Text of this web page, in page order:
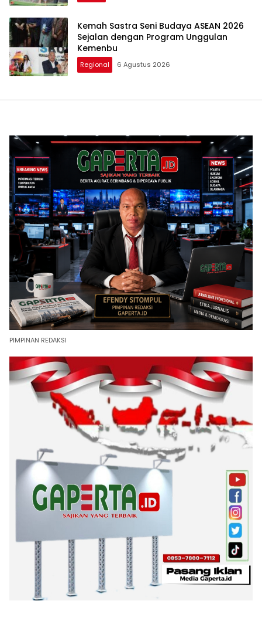
Kemah Sastra Seni Budaya ASEAN 2026
Sejalan dengan Program Unggulan
Kemenbu
Regional 6 Agustus 2026
PIMPINAN REDAKSI